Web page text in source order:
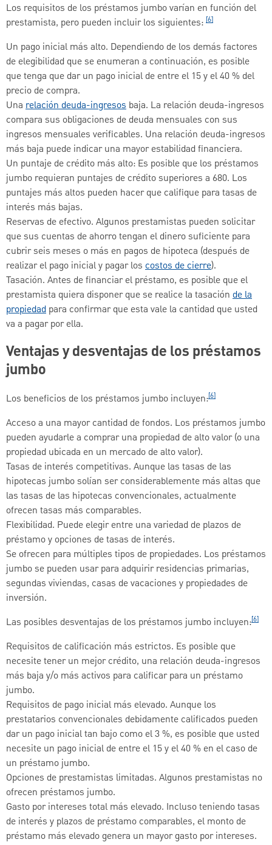
Los requisitos de los préstamos jumbo varían en función del
prestamista, pero pueden incluir los siguientes: [6]
Un pago inicial más alto. Dependiendo de los demás factores
de elegibilidad que se enumeran a continuación, es posible
que tenga que dar un pago inicial de entre el 15 y el 40 % del
precio de compra.
Una relación deuda-ingresos baja. La relación deuda-ingresos
compara sus obligaciones de deuda mensuales con sus
ingresos mensuales verificables. Una relación deuda-ingresos
más baja puede indicar una mayor estabilidad financiera.
Un puntaje de crédito más alto: Es posible que los préstamos
jumbo requieran puntajes de crédito superiores a 680. Los
puntajes más altos pueden hacer que califique para tasas de
interés más bajas.
Reservas de efectivo. Algunos prestamistas pueden solicitar
que sus cuentas de ahorro tengan el dinero suficiente para
cubrir seis meses o más en pagos de hipoteca (después de
realizar el pago inicial y pagar los costos de cierre).
Tasación. Antes de financiar el préstamo, es posible que el
prestamista quiera disponer que se realice la tasación de la
propiedad para confirmar que esta vale la cantidad que usted
va a pagar por ella.
Ventajas y desventajas de los préstamos
jumbo
Los beneficios de los préstamos jumbo incluyen:[6]
Acceso a una mayor cantidad de fondos. Los préstamos jumbo
pueden ayudarle a comprar una propiedad de alto valor (o una
propiedad ubicada en un mercado de alto valor).
Tasas de interés competitivas. Aunque las tasas de las
hipotecas jumbo solían ser considerablemente más altas que
las tasas de las hipotecas convencionales, actualmente
ofrecen tasas más comparables.
Flexibilidad. Puede elegir entre una variedad de plazos de
préstamo y opciones de tasas de interés.
Se ofrecen para múltiples tipos de propiedades. Los préstamos
jumbo se pueden usar para adquirir residencias primarias,
segundas viviendas, casas de vacaciones y propiedades de
inversión.
Las posibles desventajas de los préstamos jumbo incluyen:[6]
Requisitos de calificación más estrictos. Es posible que
necesite tener un mejor crédito, una relación deuda-ingresos
más baja y/o más activos para calificar para un préstamo
jumbo.
Requisitos de pago inicial más elevado. Aunque los
prestatarios convencionales debidamente calificados pueden
dar un pago inicial tan bajo como el 3 %, es posible que usted
necesite un pago inicial de entre el 15 y el 40 % en el caso de
un préstamo jumbo.
Opciones de prestamistas limitadas. Algunos prestamistas no
ofrecen préstamos jumbo.
Gasto por intereses total más elevado. Incluso teniendo tasas
de interés y plazos de préstamo comparables, el monto de
préstamo más elevado genera un mayor gasto por intereses.